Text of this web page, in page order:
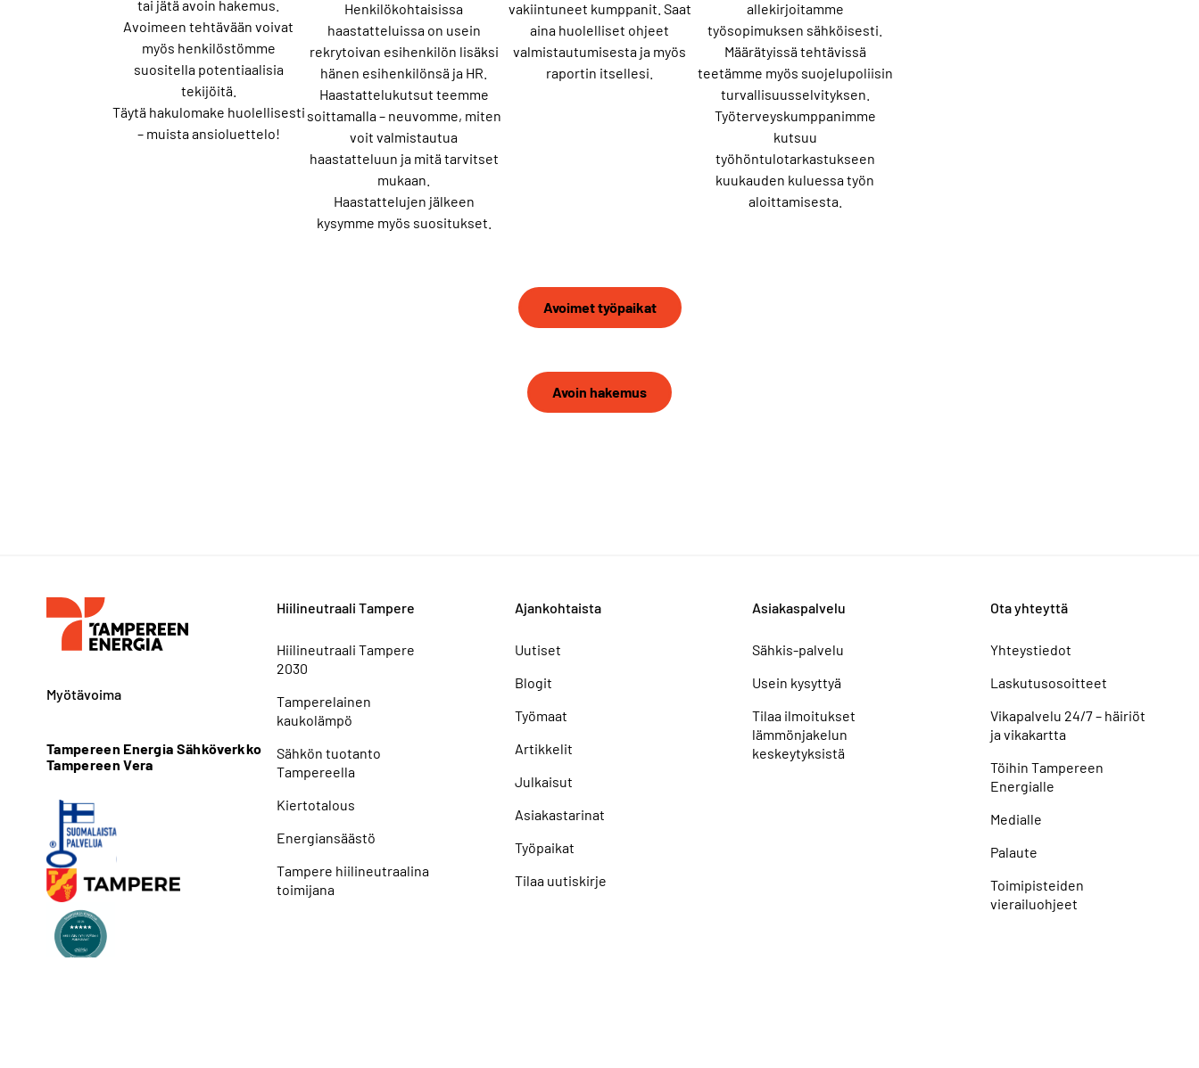
tai jätä avoin hakemus.
Avoimeen tehtävään voivat
myös henkilöstömme
suositella potentiaalisia
tekijöitä​.
Täytä hakulomake huolellisesti
– muista ansioluettelo!
Henkilökohtaisissa
haastatteluissa on usein
rekrytoivan esihenkilön lisäksi
hänen esihenkilönsä ja HR​.
Haastattelukutsut teemme
soittamalla – neuvomme, miten
voit valmistautua
haastatteluun ja mitä tarvitset
mukaan​.
Haastattelujen jälkeen
kysymme myös suositukset.
vakiintuneet kumppanit. Saat
aina huolelliset ohjeet
valmistautumisesta ja myös
raportin itsellesi.
allekirjoitamme
työsopimuksen sähköisesti.​
Määrätyissä tehtävissä
teetämme myös suojelupoliisin
turvallisuusselvityksen.
Työterveyskumppanimme
kutsuu
työhöntulotarkastukseen
kuukauden kuluessa työn
aloittamisesta.
Avoimet työpaikat
Avoin hakemus
Myötävoima
Tampereen Energia Sähköverkko
Tampereen Vera
Hiilineutraali Tampere
Hiilineutraali Tampere
2030
Tamperelainen
kaukolämpö
Sähkön tuotanto
Tampereella
Kiertotalous
Energiansäästö
Tampere hiilineutraalina
toimijana
Ajankohtaista
Uutiset
Blogit
Työmaat
Artikkelit
Julkaisut
Asiakastarinat
Työpaikat
Tilaa uutiskirje
Asiakaspalvelu
Sähkis-palvelu
Usein kysyttyä
Tilaa ilmoitukset
lämmönjakelun
keskeytyksistä
Ota yhteyttä
Yhteystiedot
Laskutusosoitteet
Vikapalvelu 24/7 – häiriöt
ja vikakartta
Töihin Tampereen
Energialle
Medialle
Palaute
Toimipisteiden
vierailuohjeet